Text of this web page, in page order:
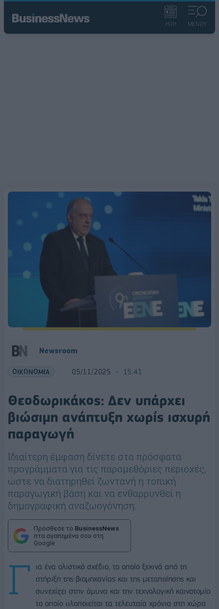
ΡΟΗ ΜΕΝΟΥ
Newsroom
ΟΙΚΟΝΟΜΙΑ 05/11/2025 15:41
Θεοδωρικάκος: Δεν υπάρχει
βιώσιμη ανάπτυξη χωρίς ισχυρή
παραγωγή
Ιδιαίτερη έμφαση δίνετε στα πρόσφατα
προγράμματα για τις παραμεθόριες περιοχές,
ώστε να διατηρηθεί ζωντανή η τοπική
παραγωγική βάση και να ενθαρρυνθεί η
δημογραφική αναζωογόνηση.
Πρόσθεσε το BusinessNews
στα αγαπημένα σου στη
Google
Γ
ια ένα ολιστικό σχέδιο, το οποίο ξεκινά από τη
στήριξη της βιομηχανίας και της μεταποίησης και
συνεχίζει στην άμυνα και την τεχνολογική καινοτομία
το οποίο υλοποιείται τα τελευταία χρόνια στη χώρα